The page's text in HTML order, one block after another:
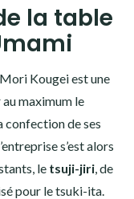
la table
Kougei est une
maximum le
confection de ses
s’est alors
le tsuji-jiri , de
pour le tsuki-ita.